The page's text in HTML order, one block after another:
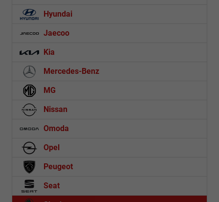
Hyundai
Jaecoo
Kia
Mercedes-Benz
MG
Nissan
Omoda
Opel
Peugeot
Seat